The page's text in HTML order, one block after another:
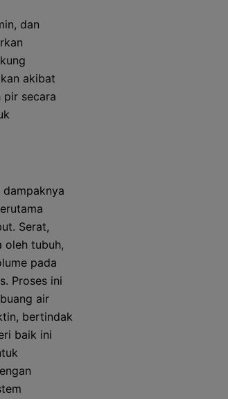
dan
akibat
pir secara
Serat,
oleh tubuh,
pada
Proses ini
air
bertindak
baik ini